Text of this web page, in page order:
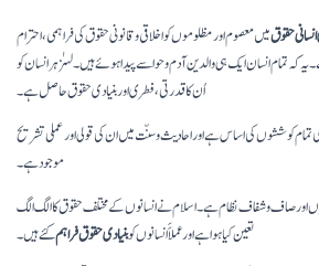
حقوقمیں معصوم اور مظلوموں کو اخلاقی و قانونی حقوق کی فراہمی، احترام
کہ تمام انسان ایک ہی والدین آدم و حوا سے پیدا ہوئے ہیں۔ لہزٰ ہر انسان کو
اُن کا قدرتی، فطری اور بنیادی حقوق حاصل ہے۔
تمام کوششوں کی اساس ہے اور احادیث و سنّت میں ان کی قولی اور عملی تشریح
موجود ہے۔
اور صاف و شفاف نظام ہے ۔ اسلام نے انسانوں کے مختلف حقوق کا الگ الگ
تعین کیا ہوا ہے اور عملاََ انسانوں کوبنیادی حقوق فراہمکئے ہیں ۔